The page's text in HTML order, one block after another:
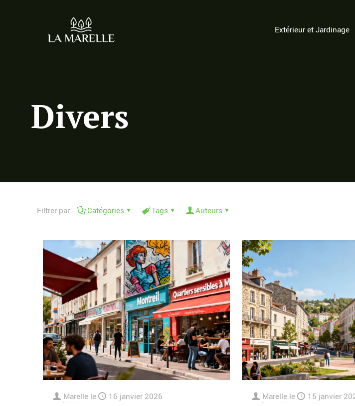
Extérieur et Jardinage
Divers
Filtrer par Catégories Tags Auteurs
Marelle le 16 janvier 2026 Marelle le 15 janvier